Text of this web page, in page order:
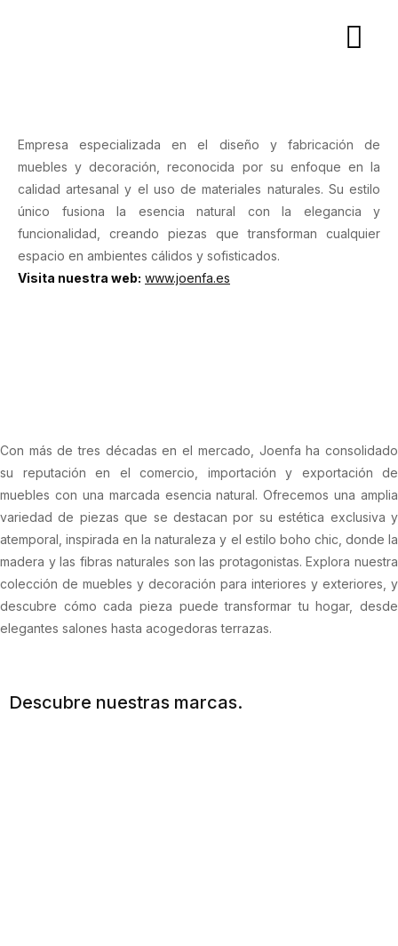
Empresa especializada en el diseño y fabricación de
muebles y decoración, reconocida por su enfoque en la
calidad artesanal y el uso de materiales naturales. Su estilo
único fusiona la esencia natural con la elegancia y
funcionalidad, creando piezas que transforman cualquier
espacio en ambientes cálidos y sofisticados.
Visita nuestra web: www.joenfa.es
Con más de tres décadas en el mercado, Joenfa ha consolidado
su reputación en el comercio, importación y exportación de
muebles con una marcada esencia natural. Ofrecemos una amplia
variedad de piezas que se destacan por su estética exclusiva y
atemporal, inspirada en la naturaleza y el estilo boho chic, donde la
madera y las fibras naturales son las protagonistas. Explora nuestra
colección de muebles y decoración para interiores y exteriores, y
descubre cómo cada pieza puede transformar tu hogar, desde
elegantes salones hasta acogedoras terrazas.
Descubre nuestras marcas.